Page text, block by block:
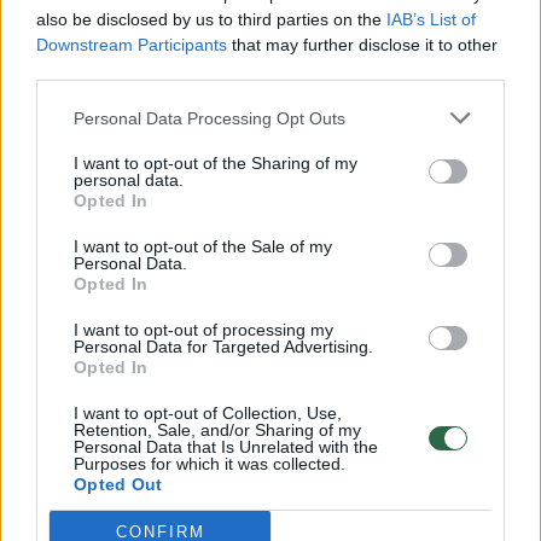
also be disclosed by us to third parties on the IAB’s List of
Downstream Participants that may further disclose it to other
Personal Data Processing Opt Outs
I want to opt-out of the Sharing of my
personal data.
Opted In
I want to opt-out of the Sale of my
Personal Data.
Opted In
I want to opt-out of processing my
Personal Data for Targeted Advertising.
Opted In
I want to opt-out of Collection, Use,
Retention, Sale, and/or Sharing of my
Personal Data that Is Unrelated with the
Purposes for which it was collected.
Opted Out
CONFIRM
Žinios | Lietuvos diena
00:00:57
Savaitės vidurys nusimato karštas: temperatūra kils iki
32 laipsnių šilumos
Žinios | Orai
00:00:59
Nufilmavo, kaip patvino Vilniaus Vakarinis aplinkkelis:
Žinios | Lietuvos diena
V. Zalužno pasisakymą laiko bandymu įsitvirtinti
Ukrainos politikoje: jis yra neteisus
Laidos